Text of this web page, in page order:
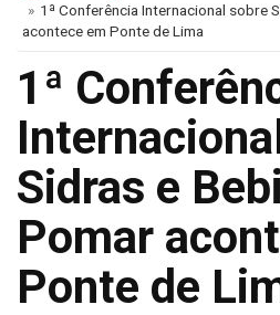
1ª Conferência Internacional sobre
acontece em Ponte de Lima
1ª
Sidras e
Pomar
Ponte de